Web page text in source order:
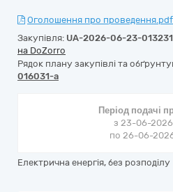
Оголошення про проведення.pdf
Закупівля: UA-2026-06-23-
на DoZorro
Рядок плану закупівлі та
016031-a
Період подачі
з 23-06-
по 26-06-
Електрична енергія, без розподілу